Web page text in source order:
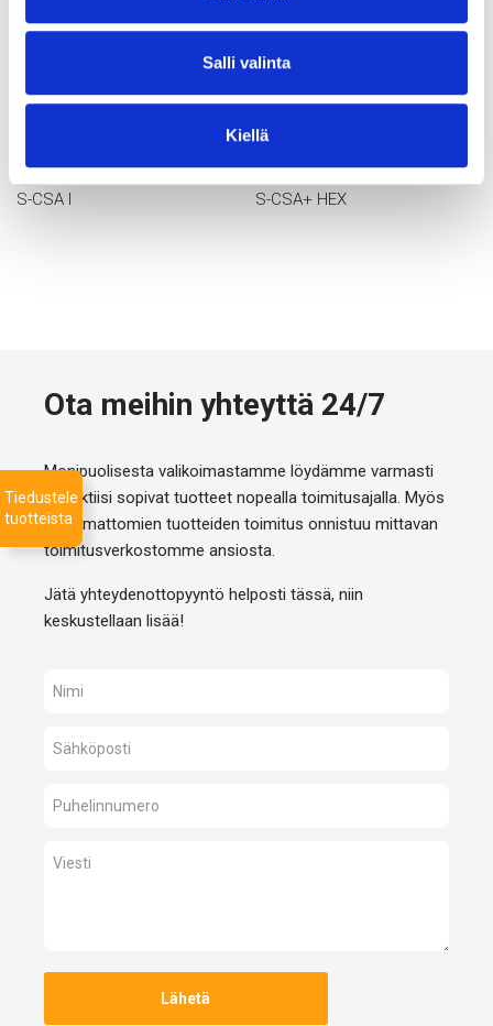
Salli valinta
Kiellä
S-CSA I S-CSA+ HEX
Ota meihin yhteyttä 24/7
Monipuolisesta valikoimastamme löydämme varmasti
projektiisi sopivat tuotteet nopealla toimitusajalla. Myös
listaamattomien tuotteiden toimitus onnistuu mittavan
toimitusverkostomme ansiosta.
Jätä yhteydenottopyyntö helposti tässä, niin
keskustellaan lisää!
Tiedustele
tuotteista